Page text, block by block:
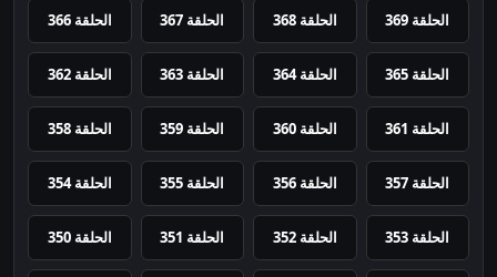
الحلقة 369 الحلقة 368 الحلقة 367 الحلقة 366
الحلقة 365 الحلقة 364 الحلقة 363 الحلقة 362
الحلقة 361 الحلقة 360 الحلقة 359 الحلقة 358
الحلقة 357 الحلقة 356 الحلقة 355 الحلقة 354
الحلقة 353 الحلقة 352 الحلقة 351 الحلقة 350